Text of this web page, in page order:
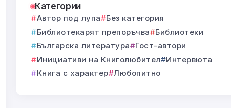
Категории
Автор под лупа
Без категория
Библиотекарят препоръчва
Библиотеки
Българска литература
Гост-автори
Инициативи на Книголюбител
Интервюта
Книга с характер Любопитно